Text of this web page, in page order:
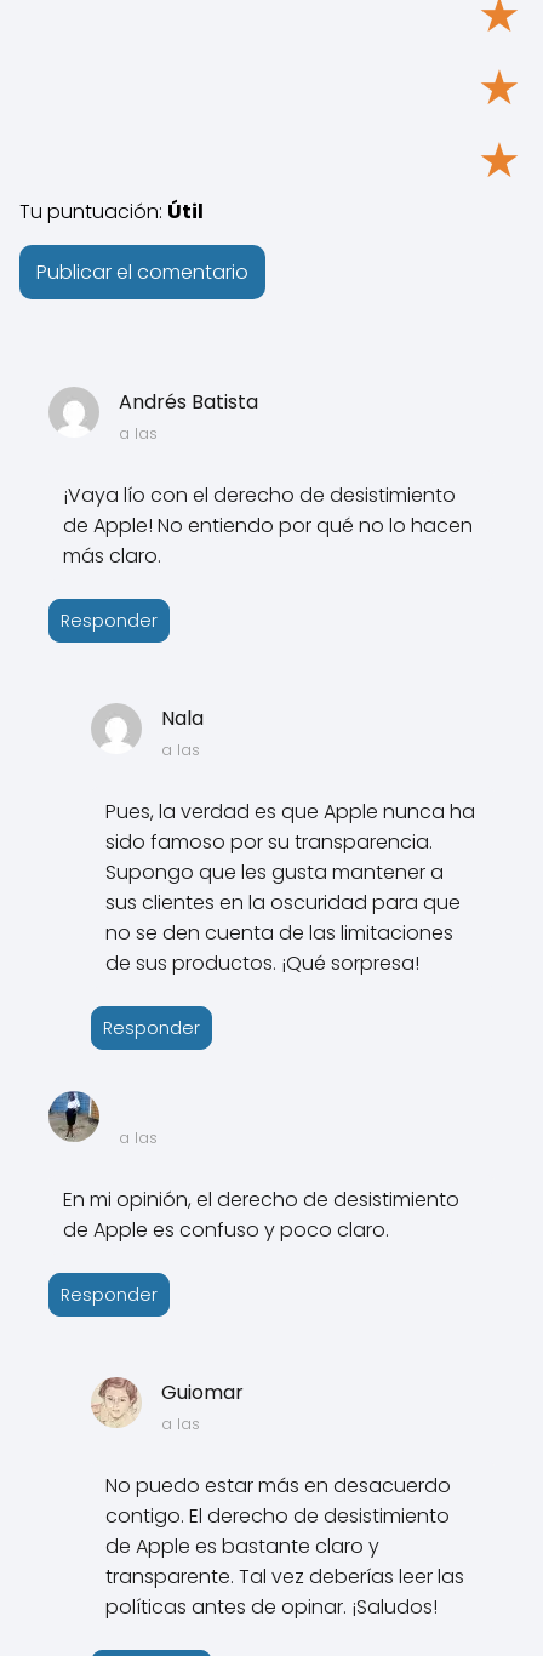
Andrés Batista
a las
¡Vaya lío con el derecho de desistimiento
de Apple! No entiendo por qué no lo hacen
más claro.
Responder
Nala
a las
Pues, la verdad es que Apple nunca ha
sido famoso por su transparencia.
Supongo que les gusta mantener a
sus clientes en la oscuridad para que
no se den cuenta de las limitaciones
de sus productos. ¡Qué sorpresa!
Responder
a las
En mi opinión, el derecho de desistimiento
de Apple es confuso y poco claro.
Responder
Guiomar
a las
No puedo estar más en desacuerdo
contigo. El derecho de desistimiento
de Apple es bastante claro y
transparente. Tal vez deberías leer las
políticas antes de opinar. ¡Saludos!
★
★
★
Tu puntuación: Útil